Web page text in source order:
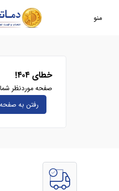
منو
خطای ۴۰۴!
صفحه موردنظر
رفتن به